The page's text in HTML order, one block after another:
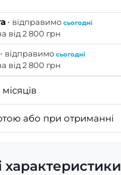
· відправимо сьогодні
від 2 800 грн
· відправимо сьогодні
від 2 800 грн
або при отриманні
характеристики